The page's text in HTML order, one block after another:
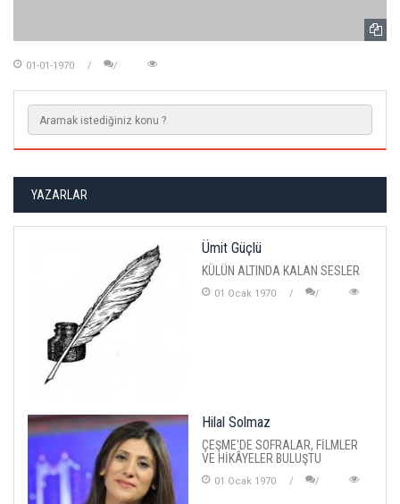
01-01-1970
YAZARLAR
Ümit Güçlü
KÜLÜN ALTINDA KALAN SESLER
01 Ocak 1970
Hilal Solmaz
ÇEŞME'DE SOFRALAR, FİLMLER
VE HİKÂYELER BULUŞTU
01 Ocak 1970